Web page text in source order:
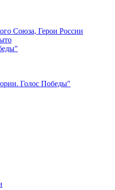
Союза, Герои России
Голос Победы"